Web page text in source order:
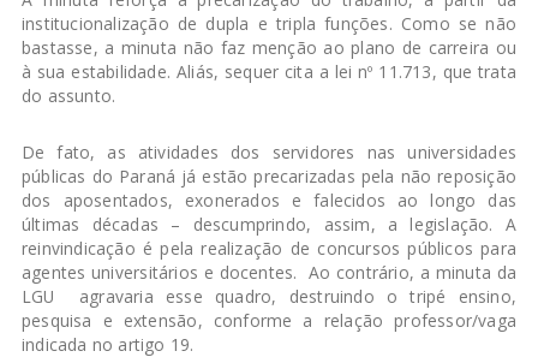
institucionalização de dupla e tripla funções. Como se não
bastasse, a minuta não faz menção ao plano de carreira ou
à sua estabilidade. Aliás, sequer cita a lei nº 11.713, que trata
do assunto.
De fato, as atividades dos servidores nas universidades
públicas do Paraná já estão precarizadas pela não reposição
dos aposentados, exonerados e falecidos ao longo das
últimas décadas – descumprindo, assim, a legislação. A
reinvindicação é pela realização de concursos públicos para
agentes universitários e docentes. Ao contrário, a minuta da
LGU agravaria esse quadro, destruindo o tripé ensino,
pesquisa e extensão, conforme a relação professor/vaga
indicada no artigo 19.